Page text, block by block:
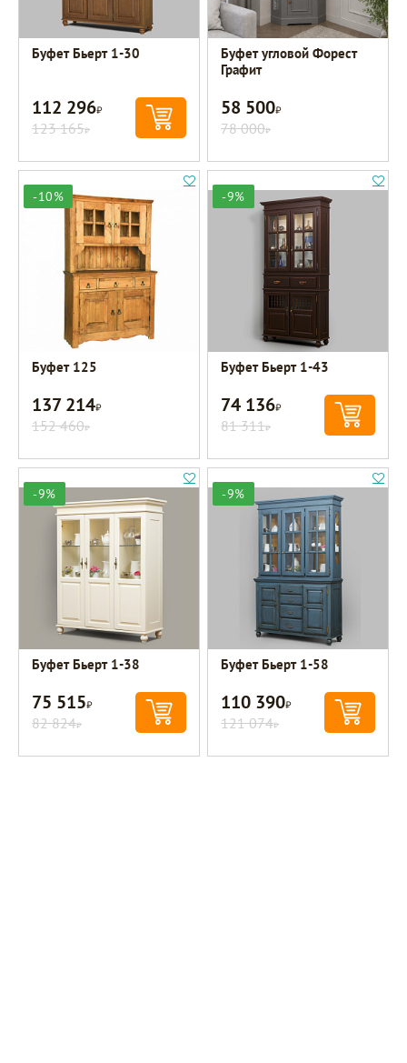
Буфет Бьерт 1-30
112 296Р
123 165Р
Буфет угловой Форест
Графит
58 500Р
78 000Р
-10%
Буфет 125
137 214Р
152 460Р
-9%
Буфет Бьерт 1-43
74 136Р
81 311Р
-9%
Буфет Бьерт 1-38
75 515Р
82 824Р
-9%
Буфет Бьерт 1-58
110 390Р
121 074Р